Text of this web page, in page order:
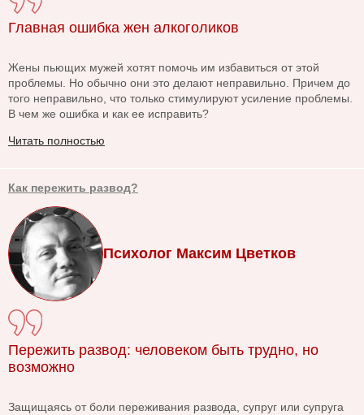
Главная ошибка жен алкоголиков
Жены пьющих мужей хотят помочь им избавиться от этой
проблемы. Но обычно они это делают неправильно. Причем до
того неправильно, что только стимулируют усиление проблемы.
В чем же ошибка и как ее исправить?
Читать полностью
Как пережить развод?
Психолог Максим Цветков
Пережить развод: человеком быть трудно, но
возможно
Защищаясь от боли переживания развода, супруг или супруга